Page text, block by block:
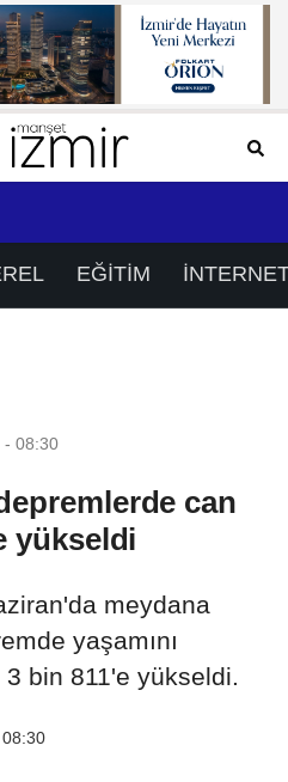
EĞİTİM
- 08:30
can
yükseldi
meydana
yaşamını
3 bin 811'e yükseldi.